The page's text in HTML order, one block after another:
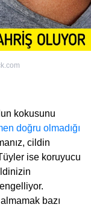
kokusunu
doğru olmadığı
cildin
ise koruyucu
bazı